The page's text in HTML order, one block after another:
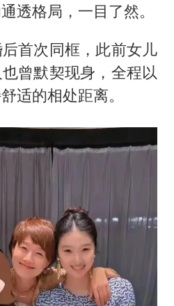
透格局，一目了然。
首次同框，此前女儿
曾默契现身，全程以
适的相处距离。